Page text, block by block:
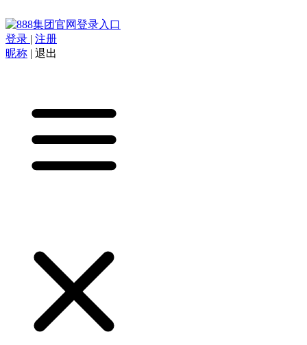
登录 | 注册
昵称 | 退出